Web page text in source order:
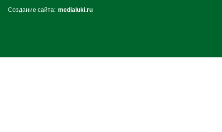
Создание сайта: medialuki.ru